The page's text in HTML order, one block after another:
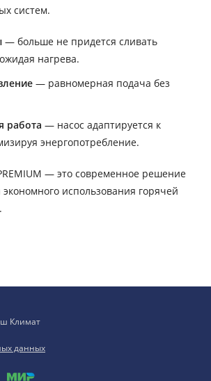
систем.
— больше не придется сливать
нагрева.
— равномерная подача без
работа — насос адаптируется к
энергопотребление.
— это современное решение
использования горячей
Климат
данных